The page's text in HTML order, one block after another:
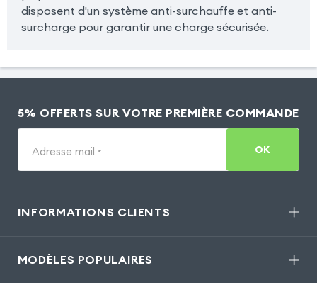
disposent d'un système anti-surchauffe et anti-
surcharge pour garantir une charge sécurisée.
5% OFFERTS SUR VOTRE PREMIÈRE COMMANDE
Adresse mail * OK
INFORMATIONS CLIENTS
MODÈLES POPULAIRES